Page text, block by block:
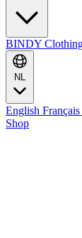
BINDY
English Français
Shop